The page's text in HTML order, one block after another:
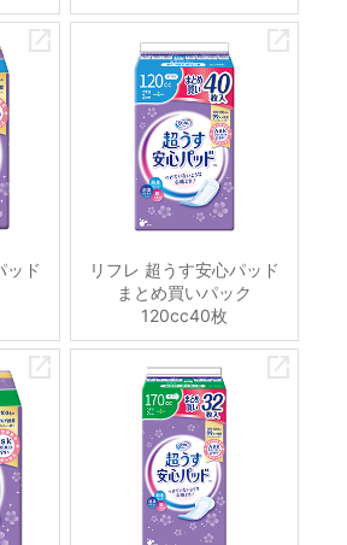
ッド
リフレ 超うす安心パッド
まとめ買いパック
120cc40枚